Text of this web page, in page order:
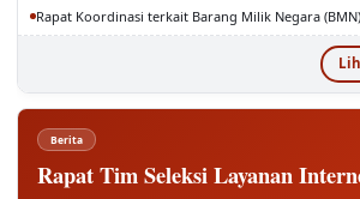
Rapat Koordinasi terkait Barang Milik Negara (BMN)
Berita
Rapat Tim Seleksi Layanan